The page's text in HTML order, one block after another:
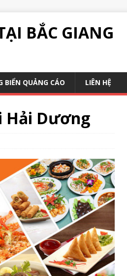
BẮC GIANG
BIỂN QUẢNG CÁO LIÊN HỆ
Hải Dương